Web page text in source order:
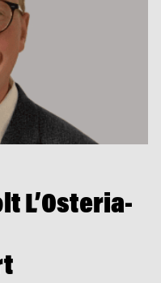
L’Osteria-